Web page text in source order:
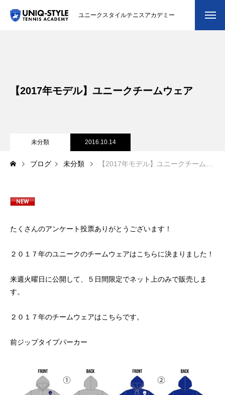
ユニークスタイルテニスアカデミー
スクール紹介・コーチ紹介
ブログ
アクセス
初めての方 システム・クラス・料金 ブログ アクセス
【2017年モデル】ユニークチームウェア
未分類 2016.10.14
ブログ 未分類 【2017年モデル】ユニークチームウェア
たくさんのアンケート投票ありがとうございます！
２０１７年のユニークのチームウェアはこちらに決まりました！
来週火曜日に公開して、５日間限定でネット上のみで販売しま
す。
２０１７年のチームウェアはこちらです。
前ジップタイプパーカー